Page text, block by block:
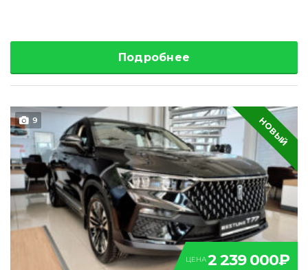
Подробнее
9 НОВЫЙ
ЦЕНА2 239 000₽